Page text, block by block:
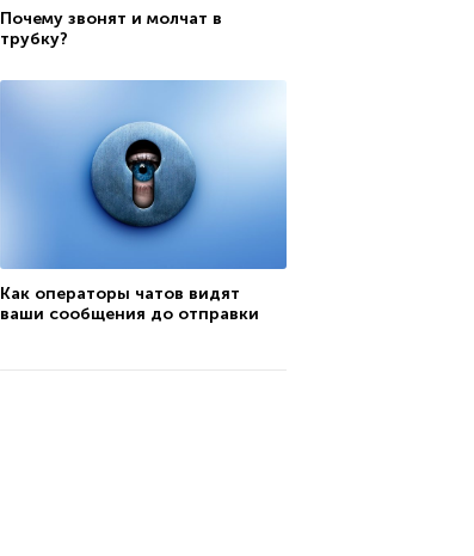
Почему звонят и молчат в
трубку?
Как операторы чатов видят
ваши сообщения до отправки